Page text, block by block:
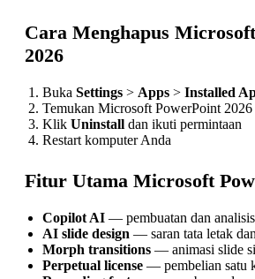
Cara Menghapus
2026
Buka Settings > Apps > Installed
Temukan Microsoft PowerPoint 2026
Klik Uninstall dan ikuti permintaan
Restart komputer Anda
Fitur Utama Microsoft
Copilot AI — pembuatan dan
AI slide design — saran tata letak
Morph transitions — animasi slide
Perpetual license — pembelian satu